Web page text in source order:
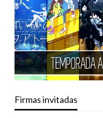
Firmas invitadas